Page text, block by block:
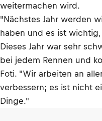
weitermachen wird.
"Nächstes Jahr werden
haben und es ist
Dieses Jahr war sehr
bei jedem Rennen und
Foti. "Wir arbeiten an
verbessern; es ist nicht
Dinge."